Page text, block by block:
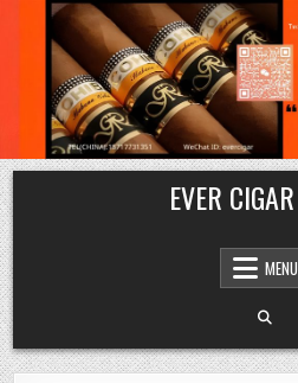
Skip
to
content
EVER
MENU